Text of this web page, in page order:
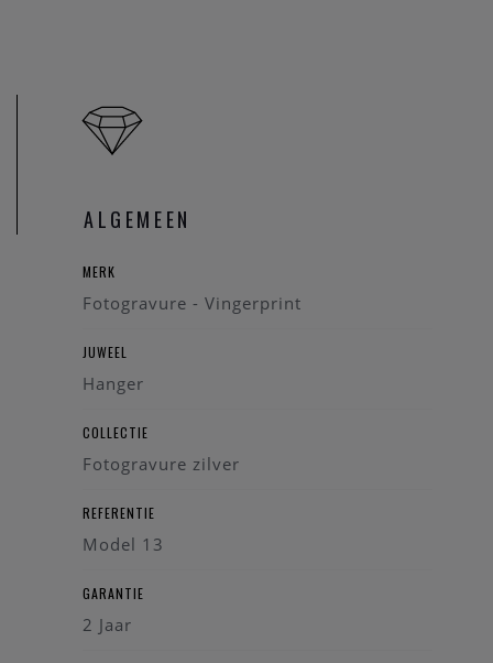
u het artikel kiezen mét de gravure op de achterkant.
ALGEMEEN
MERK
Fotogravure - Vingerprint
JUWEEL
Hanger
COLLECTIE
Fotogravure zilver
REFERENTIE
Model 13
GARANTIE
2 Jaar